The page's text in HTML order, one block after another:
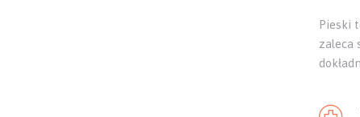
Pieski
zaleca